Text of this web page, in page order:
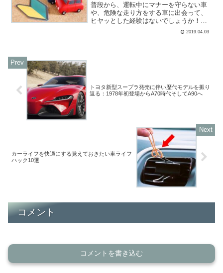
普段から、運転中にマナーを守らない車
や、危険な走り方をする車に出会って、
ヒヤッとした経験はないでしょうか！？
そのような運転をするのは、単に乱暴な
2019.04.03
トヨタ新型スープラ発売に伴い歴代モデルを振り
返る：1978年初登場からA70時代そしてA90へ
カーライフを快適にする覚えておきたい車ライフ
ハック10選
コメント
コメントを書き込む